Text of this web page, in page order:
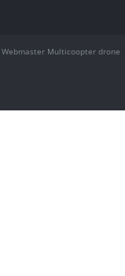
Webmaster Multicoopter drone